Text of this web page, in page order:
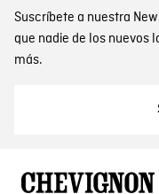
Suscríbete a nuestra
que nadie de los nuevos
más.